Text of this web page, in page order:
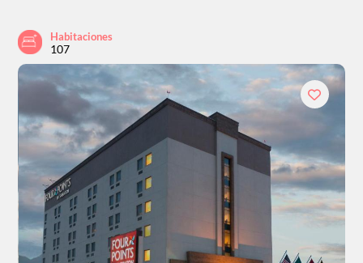
Habitaciones
107